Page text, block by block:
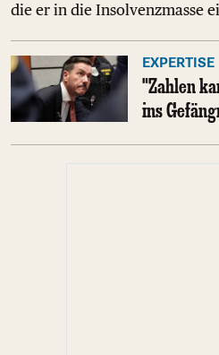
die er in die Insolvenzmasse
EXPERTISE
"Zahlen
ins